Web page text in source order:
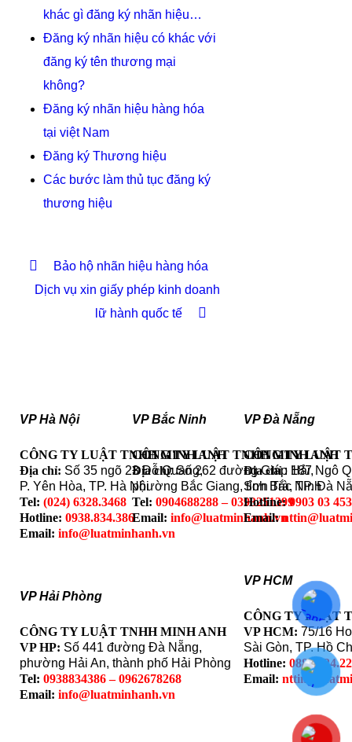
khác gì đăng ký nhãn hiệu…
Đăng ký nhãn hiệu có khác với
đăng ký tên thương mại
không?
Đăng ký nhãn hiệu hàng hóa
tại việt Nam
Đăng ký Thương hiệu
Các bước làm thủ tục đăng ký
thương hiệu
Bảo hộ nhãn hiệu hàng hóa
Dịch vụ xin giấy phép kinh doanh
lữ hành quốc tế
VP Hà Nội
CÔNG TY LUẬT TNHH MINH ANH
Địa chỉ: Số 35 ngõ 23 Đỗ Quang,
P. Yên Hòa, TP. Hà Nội
Tel: (024) 6328.3468
Hotline: 0938.834.386
Email: info@luatminhanh.vn
VP Hải Phòng
CÔNG TY LUẬT TNHH MINH ANH
VP HP: Số 441 đường Đà Nẵng,
phường Hải An, thành phố Hải Phòng
Tel: 0938834386 – 0962678268
Email: info@luatminhanh.vn
VP Bắc Ninh
CÔNG TY LUẬT TNHH MINH ANH
Địa chỉ: Số 262 đường Giáp Hải,
phường Bắc Giang, tỉnh Bắc Ninh
Tel: 0904688288 – 0393251399
Email: info@luatminhanh.vn
VP Đà Nẵng
CÔNG TY LUẬT
Địa chỉ: 187 Ngô
Sơn Trà, TP. Đà
Hotline:0903 03
Email:
VP HCM
CÔNG TY LUẬT
VP HCM: 75/16
Sài Gòn, TP. Hồ
Hotline:
Email: